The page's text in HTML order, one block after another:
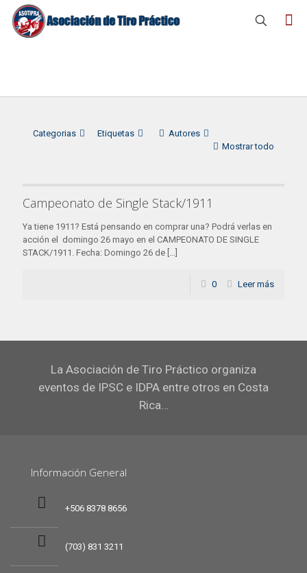
Categorias Etiquetas
Autores
Mostrar todo
Campeonato de Single Stack/1911
Ya tiene 1911? Está pensando en comprar una? Podrá verlas en
acción el domingo 26 mayo en el CAMPEONATO DE SINGLE
STACK/1911. Fecha: Domingo 26 de […]
0 Leer más
La Asociación de Tiro Práctico organiza
eventos de IPSC e IDPA entre otros en Costa
Rica…
Información General
+506 8378 8656
(703) 831 3211